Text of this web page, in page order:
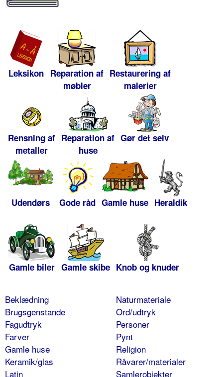
Leksikon Reparation af
møbler
Restaurering af
malerier
Rensning af
metaller
Reparation af
huse
Gør det selv
Udendørs Gode råd Gamle huse Heraldik
Gamle biler Gamle skibe Knob og knuder
Beklædning
Brugsgenstande
Fagudtryk
Farver
Gamle huse
Keramik/glas
Latin
Naturmateriale
Ord/udtryk
Personer
Pynt
Religion
Råvarer/materialer
Samlerobjekter